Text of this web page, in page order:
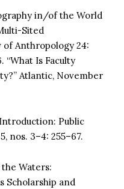
in/of the World
Sited
of Anthropology 24:
“What Is Faculty
Atlantic, November
Public
nos. 3–4: 255–67.
the Waters:
Scholarship and